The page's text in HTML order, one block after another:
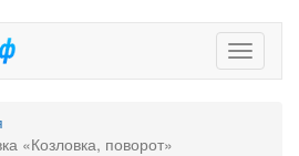
«Козловка, поворот»